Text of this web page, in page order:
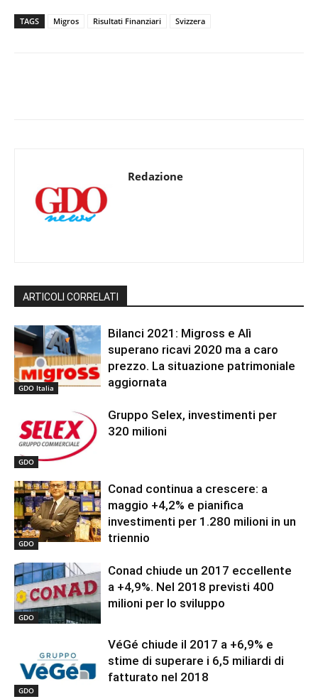
TAGS Migros Risultati Finanziari Svizzera
Redazione
ARTICOLI CORRELATI
GDO Italia
Bilanci 2021: Migross e Alì
superano ricavi 2020 ma a caro
prezzo. La situazione patrimoniale
aggiornata
GDO
Gruppo Selex, investimenti per
320 milioni
GDO
Conad continua a crescere: a
maggio +4,2% e pianifica
investimenti per 1.280 milioni in un
triennio
GDO
Conad chiude un 2017 eccellente
a +4,9%. Nel 2018 previsti 400
milioni per lo sviluppo
GDO
VéGé chiude il 2017 a +6,9% e
stime di superare i 6,5 miliardi di
fatturato nel 2018